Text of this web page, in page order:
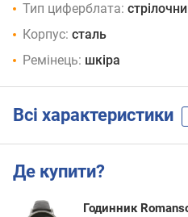
Тип циферблата:
Корпус: сталь
Ремінець: шкіра
Всі характеристики
Де купити?
Годинник